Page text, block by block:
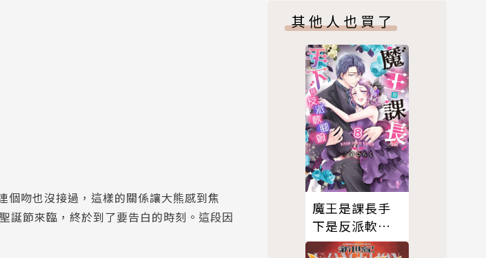
吻也沒接過，這樣的關係讓大熊感到焦
誕節來臨，終於到了要告白的時刻。這段因
其他人也買了
魔王是課長手
下是反派軟腳
蝦。8